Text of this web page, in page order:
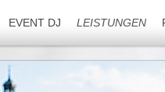
EVENT DJ LEISTUNGEN